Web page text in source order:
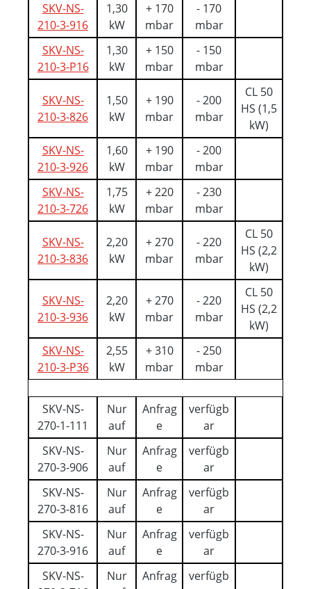
SKV-NS-
210-3-916
1,30
kW
+ 170
mbar
- 170
mbar
SKV-NS-
210-3-P16
1,30
kW
+ 150
mbar
- 150
mbar
SKV-NS-
210-3-826
1,50
kW
+ 190
mbar
- 200
mbar
CL 50
HS (1,5
kW)
SKV-NS-
210-3-926
1,60
kW
+ 190
mbar
- 200
mbar
SKV-NS-
210-3-726
1,75
kW
+ 220
mbar
- 230
mbar
SKV-NS-
210-3-836
2,20
kW
+ 270
mbar
- 220
mbar
CL 50
HS (2,2
kW)
SKV-NS-
210-3-936
2,20
kW
+ 270
mbar
- 220
mbar
CL 50
HS (2,2
kW)
SKV-NS-
210-3-P36
2,55
kW
+ 310
mbar
- 250
mbar
SKV-NS-
270-1-111
Nur
auf
Anfrag
e
verfügb
ar
SKV-NS-
270-3-906
Nur
auf
Anfrag
e
verfügb
ar
SKV-NS-
270-3-816
Nur
auf
Anfrag
e
verfügb
ar
SKV-NS-
270-3-916
Nur
auf
Anfrag
e
verfügb
ar
SKV-NS-
Nur
Anfrag
verfügb